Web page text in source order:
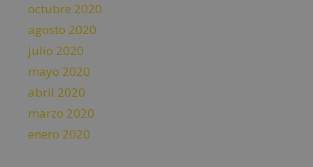
octubre 2020
agosto 2020
julio 2020
mayo 2020
abril 2020
marzo 2020
enero 2020